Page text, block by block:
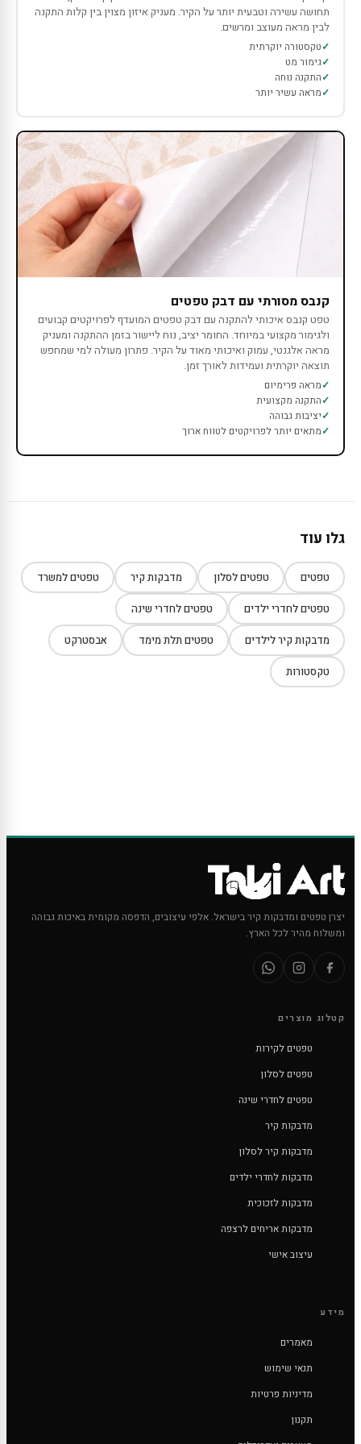
תחושה עשירה וטבעית יותר על הקיר. מעניק איזון מצוין בין קלות התקנה
לבין מראה מעוצב ומרשים.
טקסטורה יוקרתית
גימור מט
התקנה נוחה
מראה עשיר יותר
קנבס מסורתי עם דבק טפטים
טפט קנבס איכותי להתקנה עם דבק טפטים המועדף לפרויקטים קבועים
ולגימור מקצועי במיוחד. החומר יציב, נוח ליישור בזמן ההתקנה ומעניק
מראה אלגנטי, עמוק ואיכותי מאוד על הקיר. פתרון מעולה למי שמחפש
תוצאה יוקרתית ועמידות לאורך זמן.
מראה פרימיום
התקנה מקצועית
יציבות גבוהה
מתאים יותר לפרויקטים לטווח ארוך
גלו עוד
טפטים טפטים לסלון מדבקות קיר טפטים למשרד
טפטים לחדרי ילדים טפטים לחדרי שינה
מדבקות קיר לילדים טפטים תלת מימד אבסטרקט
טקסטורות
יצרן טפטים ומדבקות קיר בישראל. אלפי עיצובים, הדפסה מקומית באיכות גבוהה
ומשלוח מהיר לכל הארץ.
קטלוג מוצרים
טפטים לקירות
טפטים לסלון
טפטים לחדרי שינה
מדבקות קיר
מדבקות קיר לסלון
מדבקות לחדרי ילדים
מדבקות לזכוכית
מדבקות אריחים לרצפה
עיצוב אישי
מידע
מאמרים
תנאי שימוש
מדיניות פרטיות
תקנון